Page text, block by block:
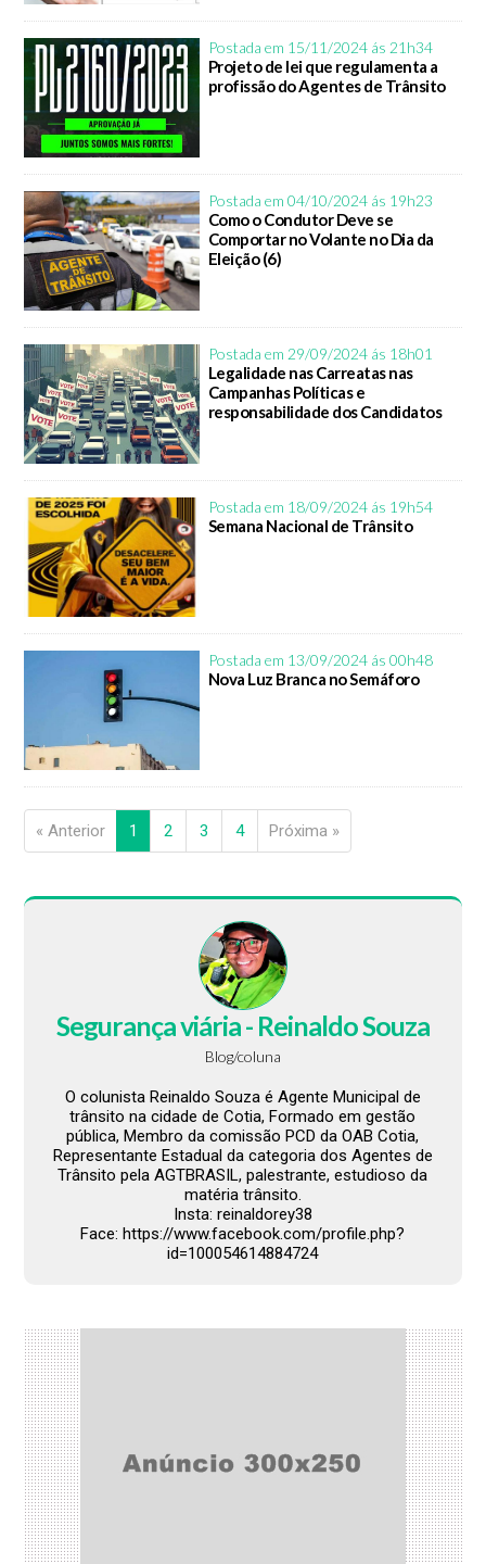
Postada em 15/11/2024 ás 21h34
Projeto de lei que regulamenta a
profissão do Agentes de Trânsito
Postada em 04/10/2024 ás 19h23
Como o Condutor Deve se
Comportar no Volante no Dia da
Eleição (6)
Postada em 29/09/2024 ás 18h01
Legalidade nas Carreatas nas
Campanhas Políticas e
responsabilidade dos Candidatos
Postada em 18/09/2024 ás 19h54
Semana Nacional de Trânsito
Postada em 13/09/2024 ás 00h48
Nova Luz Branca no Semáforo
« Anterior 1 2 3 4 Próxima »
Segurança viária - Reinaldo Souza
Blog/coluna
O colunista Reinaldo Souza é Agente Municipal de
trânsito na cidade de Cotia, Formado em gestão
pública, Membro da comissão PCD da OAB Cotia,
Representante Estadual da categoria dos Agentes de
Trânsito pela AGTBRASIL, palestrante, estudioso da
matéria trânsito.
Insta: reinaldorey38
Face: https://www.facebook.com/profile.php?
id=100054614884724